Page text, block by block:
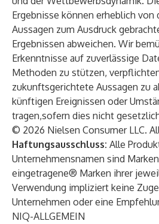
Ergebnisse können erheblich von
Aussagen zum Ausdruck
Ergebnissen abweichen. Wir
Erkenntnisse auf zuverlässige
Methoden zu stützen,
zukunftsgerichtete Aussagen zu
künftigen Ereignissen oder
tragen,sofern dies nicht
© 2026 Nielsen Consumer LLC.
Haftungsausschluss: Alle
Unternehmensnamen sind
eingetragene® Marken ihrer
Verwendung impliziert keine
Unternehmen oder eine
NIQ-ALLGEMEIN